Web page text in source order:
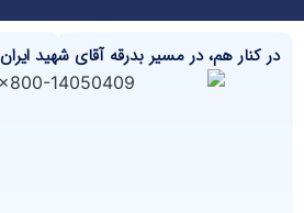
در کنار هم، در مسیر بدرقه آقای شهید ایران